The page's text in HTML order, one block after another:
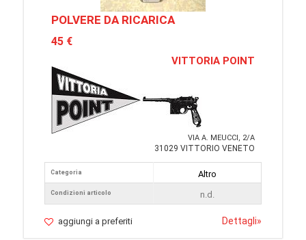
POLVERE DA RICARICA
45 €
VITTORIA POINT
VIA A. MEUCCI, 2/A
31029 VITTORIO VENETO
Categoria
Condizioni articolo
Altro
n.d.
aggiungi a preferiti Dettagli»